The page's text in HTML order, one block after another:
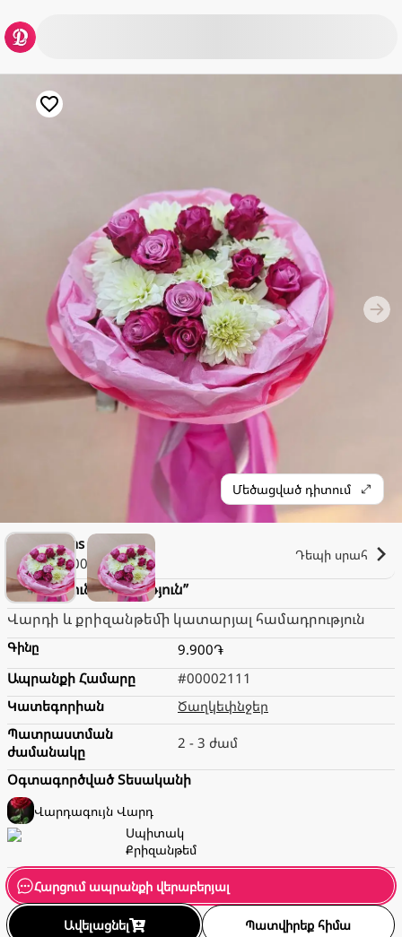
Մեծացված դիտում
Florans
1.000֏
Դեպի սրահ
Ծաղկեփունջ “Նրբություն”
Վարդի և քրիզանթեմի կատարյալ համադրություն
Գինը
9.900֏
Ապրանքի Համարը
#00002111
Կատեգորիան
Ծաղկեփնջեր
Պատրաստման
ժամանակը
2 - 3 ժամ
Օգտագործված Տեսականի
Վարդագույն Վարդ
Սպիտակ
Քրիզանթեմ
Հարցում ապրանքի վերաբերյալ
Ավելացնել Պատվիրեք հիմա